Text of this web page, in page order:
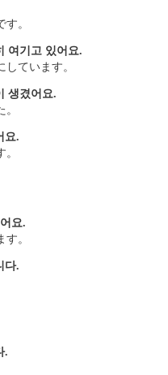
。
여기고 있어요.
ています。
생겼어요.
요.
요.
。
다.
.